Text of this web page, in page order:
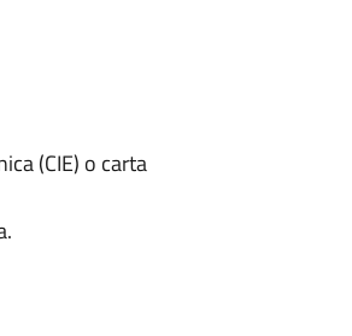
(CIE) o carta